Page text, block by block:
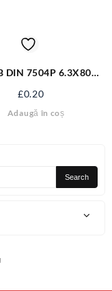
DIN 7504P 6.3X80
£0.20
Adaugă în coș